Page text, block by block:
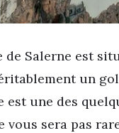
Salerne est
un
est une des
vous sera pas